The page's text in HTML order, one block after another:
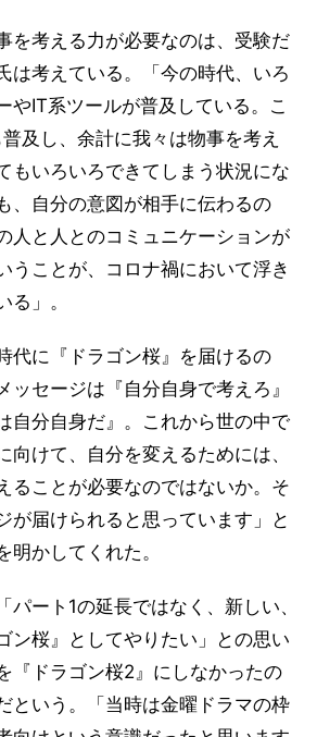
を考える力が必要なのは、受験だ
は考えている。「今の時代、いろ
やIT系ツールが普及している。こ
及し、余計に我々は物事を考え
もいろいろできてしまう状況にな
、自分の意図が相手に伝わるの
人と人とのコミュニケーションが
うことが、コロナ禍において浮き
る」。
代に『ドラゴン桜』を届けるの
ッセージは『自分自身で考えろ』
自分自身だ』。これから世の中で
向けて、自分を変えるためには、
ることが必要なのではないか。そ
が届けられると思っています」と
明かしてくれた。
パート1の延長ではなく、新しい、
ン桜』としてやりたい」との思い
『ドラゴン桜2』にしなかったの
という。「当時は金曜ドラマの枠